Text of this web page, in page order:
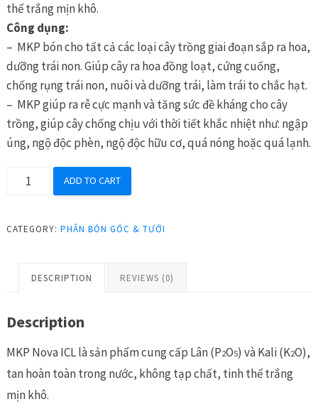
thể trắng mịn khô.
Công dụng:
– MKP bón cho tất cả các loại cây trồng giai đoạn sắp ra hoa,
dưỡng trái non. Giúp cây ra hoa đồng loạt, cứng cuống,
chống rụng trái non, nuôi và dưỡng trái, làm trái to chắc hạt.
– MKP giúp ra rễ cực mạnh và tăng sức đề kháng cho cây
trồng, giúp cây chống chịu với thời tiết khắc nhiệt như: ngập
úng, ngộ độc phèn, ngộ độc hữu cơ, quá nóng hoặc quá lạnh.
MKP
0-
giúp
dừng
dây
xuống
củ
ADD TO CART
CATEGORY: PHÂN BÓN GỐC & TƯỚI
DESCRIPTION REVIEWS (0)
Description
MKP Nova ICL là sản phẩm cung cấp Lân (P2O5) và Kali (K2O),
tan hoàn toàn trong nước, không tạp chất, tinh thể trắng
mịn khô.